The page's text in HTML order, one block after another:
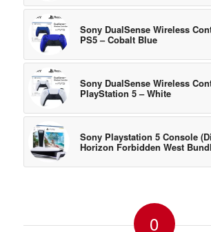
Sony DualSense Wireless
PS5 – Cobalt Blue
Sony DualSense Wireless
PlayStation 5 – White
Sony Playstation 5 Console
Horizon Forbidden West
0